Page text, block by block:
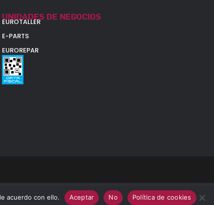
UNIDADES DE NEGOCIOS
EUROTALLER
E-PARTS
EUROREPAR
acuerdo con ello. Aceptar No Política de cookies